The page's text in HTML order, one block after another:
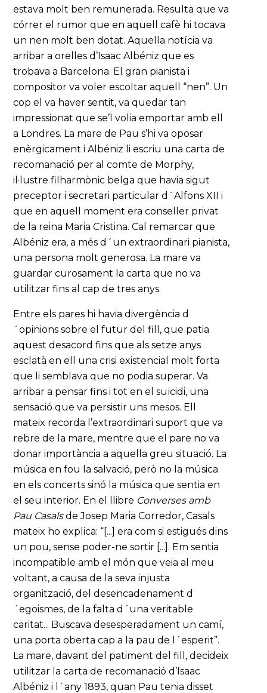
estava molt ben remunerada. Resulta que va
córrer el rumor que en aquell cafè hi tocava
un nen molt ben dotat. Aquella notícia va
arribar a orelles d’Isaac Albéniz que es
trobava a Barcelona. El gran pianista i
compositor va voler escoltar aquell “nen”. Un
cop el va haver sentit, va quedar tan
impressionat que se’l volia emportar amb ell
a Londres. La mare de Pau s’hi va oposar
enèrgicament i Albéniz li escriu una carta de
recomanació per al comte de Morphy,
il·lustre filharmònic belga que havia sigut
preceptor i secretari particular d´Alfons XII i
que en aquell moment era conseller privat
de la reina Maria Cristina. Cal remarcar que
Albéniz era, a més d´un extraordinari pianista,
una persona molt generosa. La mare va
guardar curosament la carta que no va
utilitzar fins al cap de tres anys.
Entre els pares hi havia divergència d
´opinions sobre el futur del fill, que patia
aquest desacord fins que als setze anys
esclatà en ell una crisi existencial molt forta
que li semblava que no podia superar. Va
arribar a pensar fins i tot en el suïcidi, una
sensació que va persistir uns mesos. Ell
mateix recorda l’extraordinari suport que va
rebre de la mare, mentre que el pare no va
donar importància a aquella greu situació. La
música en fou la salvació, però no la música
en els concerts sinó la música que sentia en
el seu interior. En el llibre Converses amb
Pau Casalsde Josep Maria Corredor, Casals
mateix ho explica: “[...] era com si estigués dins
un pou, sense poder-ne sortir [...]. Em sentia
incompatible amb el món que veia al meu
voltant, a causa de la seva injusta
organització, del desencadenament d
´egoismes, de la falta d´una veritable
caritat... Buscava desesperadament un camí,
una porta oberta cap a la pau de l´esperit”.
La mare, davant del patiment del fill, decideix
utilitzar la carta de recomanació d’Isaac
Albéniz i l´any 1893, quan Pau tenia disset